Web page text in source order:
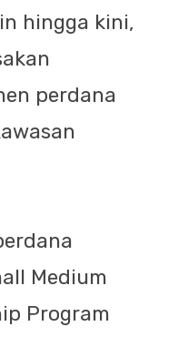
hingga kini,
perdana
Medium
Program